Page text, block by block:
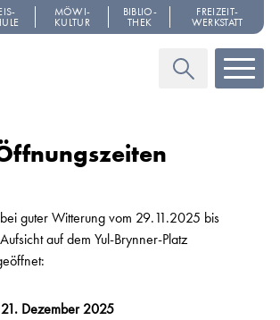
in Möriken-Wildegg
MÖWI­
KULTUR
BIBLIO­
THEK
FREIZEIT­
WERKSTATT
Suche
guter Witterung vom 29.11.2025 bis
auf dem Yul-Brynner-Platz
Dezember 2025